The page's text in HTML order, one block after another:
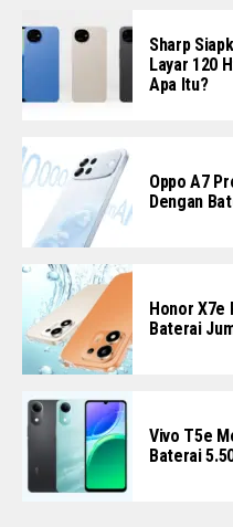
Sharp
Layar 120
Apa Itu?
Oppo A7
Dengan
Honor X7e
Baterai
Vivo T5e
Baterai